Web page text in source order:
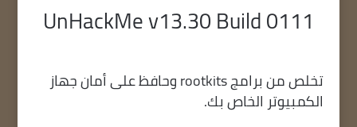
UnHackMe v13.30 Build 0111
تخلص من برامج rootkits وحافظ على أمان جهاز
الكمبيوتر الخاص بك.